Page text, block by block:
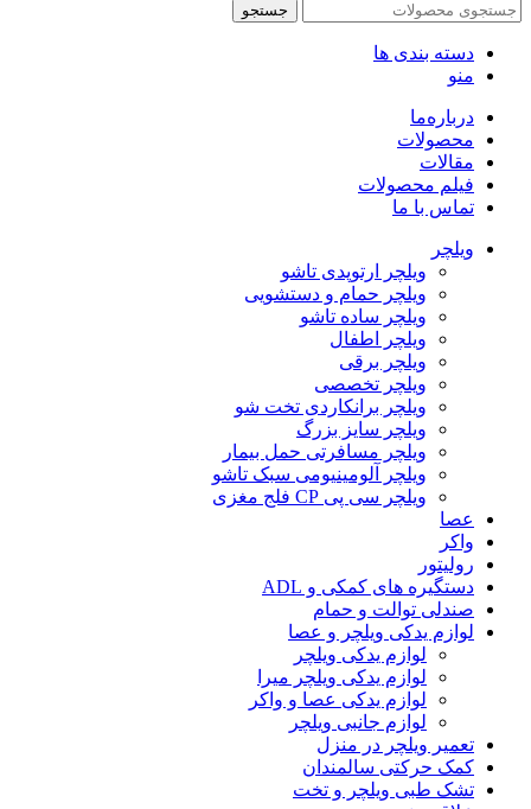
جستجو
دسته بندی ها
منو
درباره‌ما
محصولات
مقالات
فیلم محصولات
تماس با ما
ویلچر
ویلچر ارتوپدی تاشو
ویلچر حمام و دستشویی
ویلچر ساده تاشو
ویلچر اطفال
ویلچر برقی
ویلچر تخصصی
ویلچر برانکاردی تخت شو
ویلچر سایز بزرگ
ویلچر مسافرتی حمل بیمار
ویلچر آلومینیومی سبک تاشو
ویلچر سی پی CP فلج مغزی
عصا
واکر
رولیتور
دستگیره های کمکی و ADL
صندلی توالت و حمام
لوازم یدکی ویلچر و عصا
لوازم یدکی ویلچر
لوازم یدکی ویلچر میرا
لوازم یدکی عصا و واکر
لوازم جانبی ویلچر
تعمیر ویلچر در منزل
کمک حرکتی سالمندان
تشک طبی ویلچر و تخت